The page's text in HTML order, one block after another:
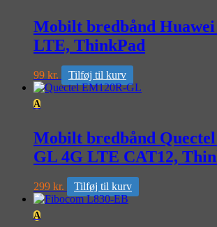
Mobilt bredbånd Huawei
LTE, ThinkPad
99 kr. Tilføj til kurv
A
Mobilt bredbånd
GL 4G LTE CAT12,
299 kr. Tilføj til kurv
A